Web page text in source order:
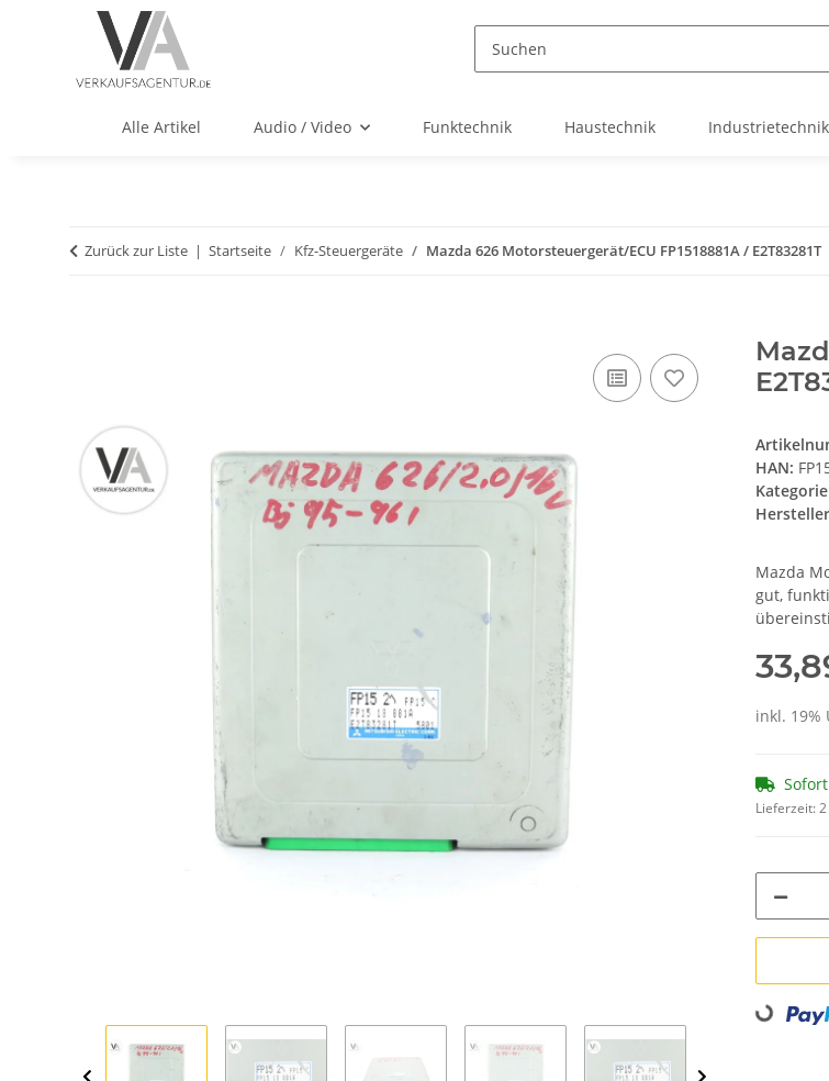
Alle Artikel Audio / Video Funktechnik Haustechnik Industrietechnik
Zurück zur Liste Startseite Kfz-Steuergeräte Mazda 626 Motorsteuergerät/ECU FP1518881A / E2T83281T
HAN:
Mazda
gut,
inkl. 19%
Lieferzeit:
Loading...